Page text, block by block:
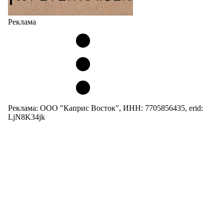
Реклама
Реклама: ООО "Каприс Восток", ИНН: 7705856435, erid:
LjN8K34jk